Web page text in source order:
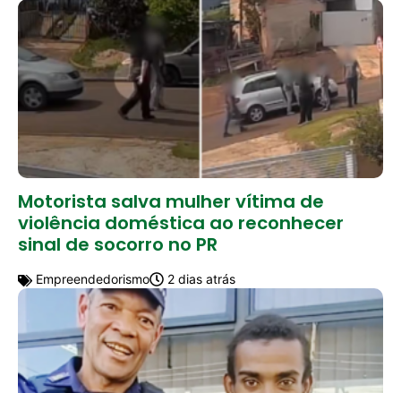
Motorista salva mulher vítima de
violência doméstica ao reconhecer
sinal de socorro no PR
Empreendedorismo 2 dias atrás